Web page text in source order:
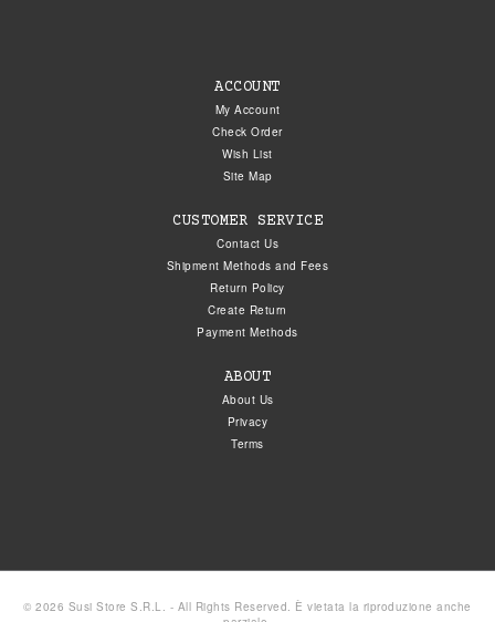
ACCOUNT
My Account
Check Order
Wish List
Site Map
CUSTOMER SERVICE
Contact Us
Shipment Methods and Fees
Return Policy
Create Return
Payment Methods
ABOUT
About Us
Privacy
Terms
© 2026 Susi Store S.R.L. - All Rights Reserved. È vietata la riproduzione anche